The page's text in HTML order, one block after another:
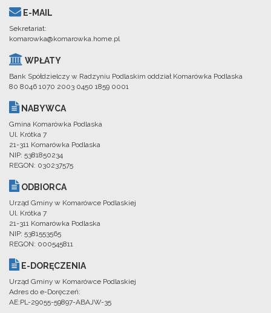
E-MAIL
Sekretariat:
komarowka@komarowka.home.pl
WPŁATY
Bank Spółdzielczy w Radzyniu Podlaskim oddział Komarówka Podlaska
80 8046 1070 2003 0450 1859 0001
NABYWCA
Gmina Komarówka Podlaska
Ul. Krótka 7
21-311 Komarówka Podlaska
NIP: 5381850234
REGON: 030237575
ODBIORCA
Urząd Gminy w Komarówce Podlaskiej
Ul. Krótka 7
21-311 Komarówka Podlaska
NIP: 5381553565
REGON: 000545811
E-DORĘCZENIA
Urząd Gminy w Komarówce Podlaskiej
Adres do e-Doręczeń:
AE:PL-29055-59897-ABAJW-35